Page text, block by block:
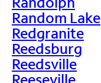
Random Lake
Redgranite
Reedsburg
Reedsville
Reeseville